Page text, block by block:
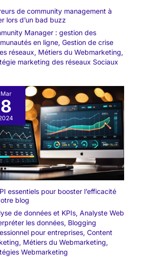
de community management à
lors d’un bad buzz
Manager : gestion des
en ligne, Gestion de crise
réseaux, Métiers du Webmarketing,
marketing des réseaux Sociaux
Mar
8
essentiels pour booster l’efficacité
blog
de données et KPIs, Analyste Web
les données, Blogging
pour entreprises, Content
, Métiers du Webmarketing,
Webmarketing